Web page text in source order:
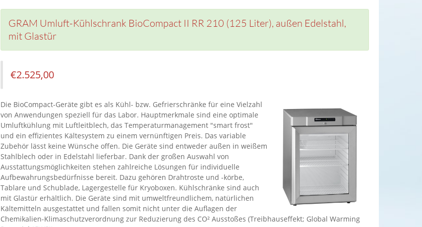
GRAM Umluft-Kühlschrank BioCompact II RR 210 (125 Liter), außen Edelstahl,
mit Glastür
€2.525,00
Die BioCompact-Geräte gibt es als Kühl- bzw. Gefrierschränke für eine Vielzahl
von Anwendungen speziell für das Labor. Hauptmerkmale sind eine optimale
Umluftkühlung mit Luftleitblech, das Temperaturmanagement "smart frost"
und ein effizientes Kältesystem zu einem vernünftigen Preis. Das variable
Zubehör lässt keine Wünsche offen. Die Geräte sind entweder außen in weißem
Stahlblech oder in Edelstahl lieferbar. Dank der großen Auswahl von
Ausstattungsmöglichkeiten stehen zahlreiche Lösungen für individuelle
Aufbewahrungsbedürfnisse bereit. Dazu gehören Drahtroste und -körbe,
Tablare und Schublade, Lagergestelle für Kryoboxen. Kühlschränke sind auch
mit Glastür erhältlich. Die Geräte sind mit umweltfreundlichem, natürlichen
Kältemitteln ausgestattet und fallen somit nicht unter die Auflagen der
Chemikalien-Klimaschutzverordnung zur Reduzierung des CO² Ausstoßes (Treibhauseffekt; Global Warming